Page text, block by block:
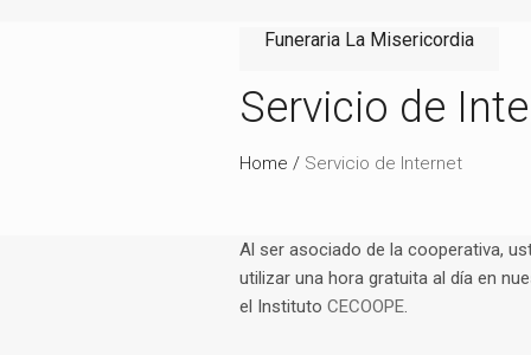
Funeraria La Misericordia
Servicio de
Home / Servicio de Internet
Al ser asociado de la cooperativa,
utilizar una hora gratuita al día en
el Instituto CECOOPE.